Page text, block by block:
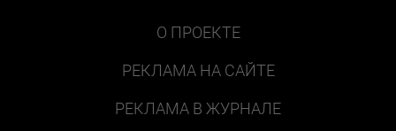
О ПРОЕКТЕ
РЕКЛАМА НА САЙТЕ
РЕКЛАМА В ЖУРНАЛЕ